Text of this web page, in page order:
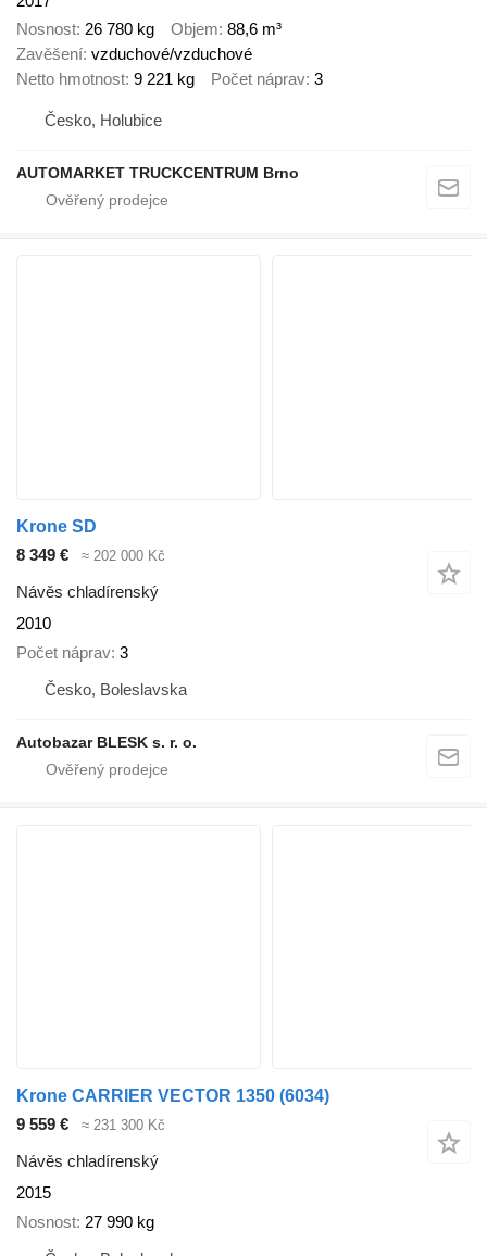
Nosnost 26 780 kg Objem 88,6 m³
Zavěšení vzduchové/vzduchové
Netto hmotnost 9 221 kg Počet náprav 3
Česko, Holubice
AUTOMARKET TRUCKCENTRUM Brno
Krone SD
8 349 €
≈ 202 000 Kč
Návěs chladírenský
2010
Počet náprav 3
Česko, Boleslavska
Autobazar BLESK s. r. o.
Krone CARRIER VECTOR 1350 (6034)
9 559 €
≈ 231 300 Kč
Návěs chladírenský
2015
Nosnost 27 990 kg